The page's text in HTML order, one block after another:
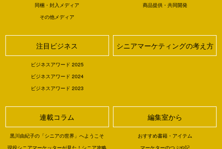
同梱・封入メディア
その他メディア
商品提供・共同開発
注目ビジネス
ビジネスアワード 2025
ビジネスアワード 2024
ビジネスアワード 2023
シニアマーケティングの考え方
連載コラム
黒川由紀子の「シニアの世界」へようこそ
現役シニアマーケッターが見た！シニア攻略
編集室から
おすすめ書籍・アイテム
マーケターのつぶや記